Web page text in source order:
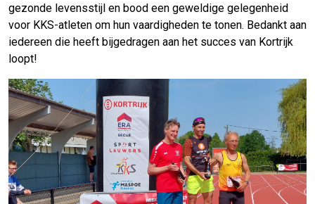
gezonde levensstijl en bood een geweldige gelegenheid
voor KKS-atleten om hun vaardigheden te tonen. Bedankt aan
iedereen die heeft bijgedragen aan het succes van Kortrijk
loopt!